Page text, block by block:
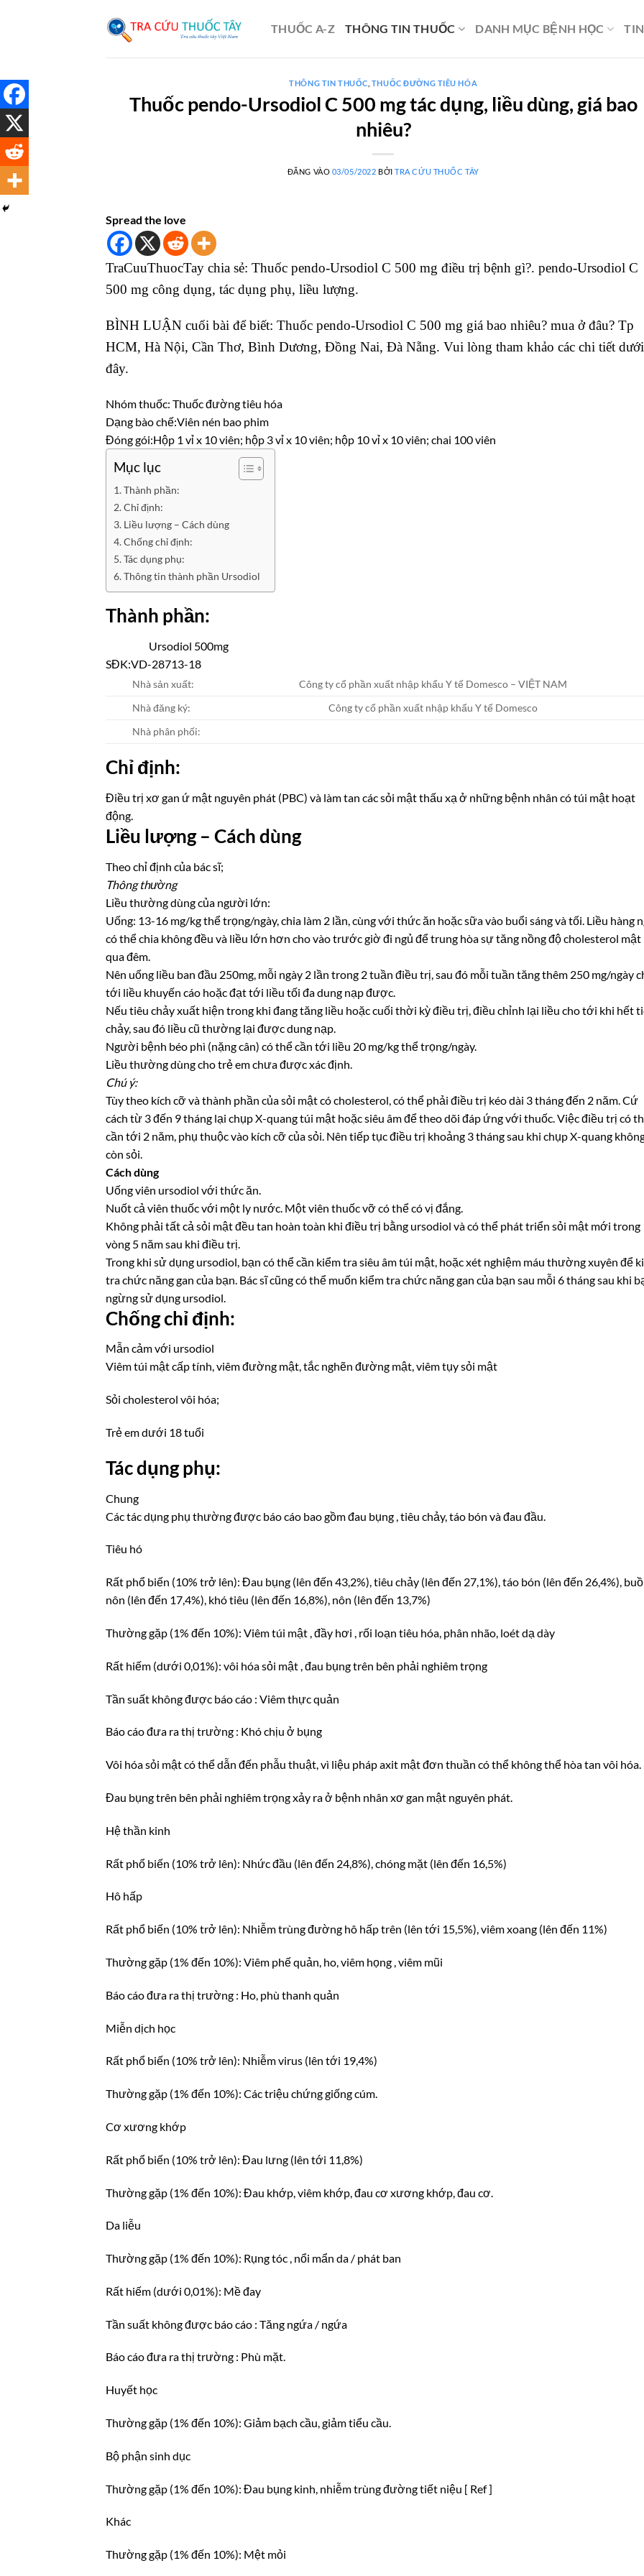
THUỐC A-Z THÔNG TIN THUỐC DANH MỤC BỆNH HỌC
THÔNG TIN THUỐC THUỐC ĐƯỜNG TIÊU HÓA
Thuốc pendo-Ursodiol C 500 mg tác dụng, liều dùng, giá bao
nhiêu?
ĐĂNG VÀO 03/05/2022 BỞITRA CỨU THUỐC TÂY
Spread the love
TraCuuThuocTay chia sẻ: Thuốc pendo-Ursodiol C 500 mg điều trị bệnh gì?. pendo-Ursodiol C
500 mg công dụng, tác dụng phụ, liều lượng.
BÌNH LUẬN cuối bài để biết: Thuốc pendo-Ursodiol C 500 mg giá bao nhiêu? mua ở đâu? Tp
HCM, Hà Nội, Cần Thơ, Bình Dương, Đồng Nai, Đà Nẵng. Vui lòng tham khảo các chi tiết dưới
đây.
Nhóm thuốc: Thuốc đường tiêu hóa
Dạng bào chế:Viên nén bao phim
Đóng gói:Hộp 1 vỉ x 10 viên; hộp 3 vỉ x 10 viên; hộp 10 vỉ x 10 viên; chai 100 viên
Mục lục
Thành phần:
Chỉ định:
Liều lượng – Cách dùng
Chống chỉ định:
Tác dụng phụ:
Thông tin thành phần Ursodiol
Thành phần:
Ursodiol 500mg
SĐK:VD-28713-18
Nhà sản xuất:
Công ty cổ phần xuất nhập khẩu Y tế Domesco – VIỆT NAM
Nhà đăng ký:
Công ty cổ phần xuất nhập khẩu Y tế Domesco
Nhà phân phối:
Chỉ định:
Điều trị xơ gan ứ mật nguyên phát (PBC) và làm tan các sỏi mật thấu xạ ở những bệnh nhân có túi mật hoạt
động.
Liều lượng – Cách dùng
Theo chỉ định của bác sĩ;
Thông thường
Liều thường dùng của người lớn:
Uống: 13-16 mg/kg thể trọng/ngày, chia làm 2 lần, cùng với thức ăn hoặc sữa vào buổi sáng và tối. Liều hàng
có thể chia không đều và liều lớn hơn cho vào trước giờ đi ngủ để trung hòa sự tăng nồng độ cholesterol mật
qua đêm.
Nên uống liều ban đầu 250mg, mỗi ngày 2 lần trong 2 tuần điều trị, sau đó mỗi tuần tăng thêm 250 mg/ngày
tới liều khuyến cáo hoặc đạt tới liều tối đa dung nạp được.
Nếu tiêu chảy xuất hiện trong khi đang tăng liều hoặc cuối thời kỳ điều trị, điều chỉnh lại liều cho tới khi hết
chảy, sau đó liều cũ thường lại được dung nạp.
Người bệnh béo phì (nặng cân) có thể cần tới liều 20 mg/kg thể trọng/ngày.
Liều thường dùng cho trẻ em chưa được xác định.
Chú ý:
Tùy theo kích cỡ và thành phần của sỏi mật có cholesterol, có thể phải điều trị kéo dài 3 tháng đến 2 năm. Cứ
cách từ 3 đến 9 tháng lại chụp X-quang túi mật hoặc siêu âm để theo dõi đáp ứng với thuốc. Việc điều trị có
cần tới 2 năm, phụ thuộc vào kích cỡ của sỏi. Nên tiếp tục điều trị khoảng 3 tháng sau khi chụp X-quang
còn sỏi.
Cách dùng
Uống viên ursodiol với thức ăn.
Nuốt cả viên thuốc với một ly nước. Một viên thuốc vỡ có thể có vị đắng.
Không phải tất cả sỏi mật đều tan hoàn toàn khi điều trị bằng ursodiol và có thể phát triển sỏi mật mới trong
vòng 5 năm sau khi điều trị.
Trong khi sử dụng ursodiol, bạn có thể cần kiểm tra siêu âm túi mật, hoặc xét nghiệm máu thường xuyên để
tra chức năng gan của bạn. Bác sĩ cũng có thể muốn kiểm tra chức năng gan của bạn sau mỗi 6 tháng sau khi
ngừng sử dụng ursodiol.
Chống chỉ định:
Mẫn cảm với ursodiol
Viêm túi mật cấp tính, viêm đường mật, tắc nghẽn đường mật, viêm tụy sỏi mật
Sỏi cholesterol vôi hóa;
Trẻ em dưới 18 tuổi
Tác dụng phụ:
Chung
Các tác dụng phụ thường được báo cáo bao gồm đau bụng , tiêu chảy, táo bón và đau đầu.
Tiêu hó
Rất phổ biến (10% trở lên): Đau bụng (lên đến 43,2%), tiêu chảy (lên đến 27,1%), táo bón (lên đến 26,4%),
nôn (lên đến 17,4%), khó tiêu (lên đến 16,8%), nôn (lên đến 13,7%)
Thường gặp (1% đến 10%): Viêm túi mật , đầy hơi , rối loạn tiêu hóa, phân nhão, loét dạ dày
Rất hiếm (dưới 0,01%): vôi hóa sỏi mật , đau bụng trên bên phải nghiêm trọng
Tần suất không được báo cáo : Viêm thực quản
Báo cáo đưa ra thị trường : Khó chịu ở bụng
Vôi hóa sỏi mật có thể dẫn đến phẫu thuật, vì liệu pháp axit mật đơn thuần có thể không thể hòa tan vôi hóa.
Đau bụng trên bên phải nghiêm trọng xảy ra ở bệnh nhân xơ gan mật nguyên phát.
Hệ thần kinh
Rất phổ biến (10% trở lên): Nhức đầu (lên đến 24,8%), chóng mặt (lên đến 16,5%)
Hô hấp
Rất phổ biến (10% trở lên): Nhiễm trùng đường hô hấp trên (lên tới 15,5%), viêm xoang (lên đến 11%)
Thường gặp (1% đến 10%): Viêm phế quản, ho, viêm họng , viêm mũi
Báo cáo đưa ra thị trường : Ho, phù thanh quản
Miễn dịch học
Rất phổ biến (10% trở lên): Nhiễm virus (lên tới 19,4%)
Thường gặp (1% đến 10%): Các triệu chứng giống cúm.
Cơ xương khớp
Rất phổ biến (10% trở lên): Đau lưng (lên tới 11,8%)
Thường gặp (1% đến 10%): Đau khớp, viêm khớp, đau cơ xương khớp, đau cơ.
Da liễu
Thường gặp (1% đến 10%): Rụng tóc , nổi mẩn da / phát ban
Rất hiếm (dưới 0,01%): Mề đay
Tần suất không được báo cáo : Tăng ngứa / ngứa
Báo cáo đưa ra thị trường : Phù mặt.
Huyết học
Thường gặp (1% đến 10%): Giảm bạch cầu, giảm tiểu cầu.
Bộ phận sinh dục
Thường gặp (1% đến 10%): Đau bụng kinh, nhiễm trùng đường tiết niệu [ Ref ]
Khác
Thường gặp (1% đến 10%): Mệt mỏi